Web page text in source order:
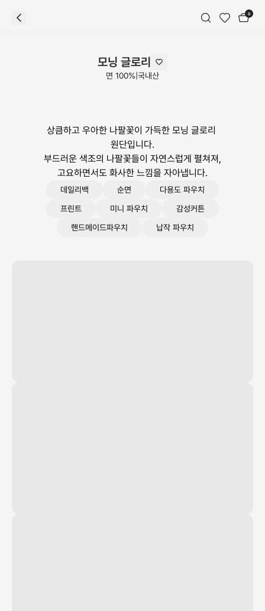
0
모닝 글로리
면 100% 국내산
상큼하고 우아한 나팔꽃이 가득한 모닝 글로리
원단입니다.
부드러운 색조의 나팔꽃들이 자연스럽게 펼쳐져,
고요하면서도 화사한 느낌을 자아냅니다.
데일리백 순면
다용도 파우치
프린트
미니 파우치
감성커튼
핸드메이드파우치
납작 파우치